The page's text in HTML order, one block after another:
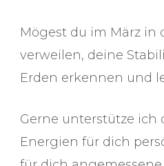
Mögest du im März in
verweilen, deine
Erden erkennen und
Gerne unterstütze ich
Energien für dich